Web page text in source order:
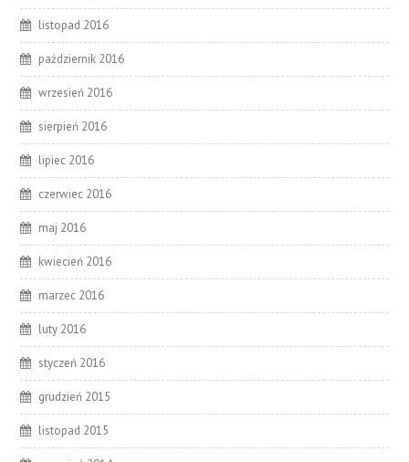
listopad 2016
październik 2016
wrzesień 2016
sierpień 2016
lipiec 2016
czerwiec 2016
maj 2016
kwiecień 2016
marzec 2016
luty 2016
styczeń 2016
grudzień 2015
listopad 2015